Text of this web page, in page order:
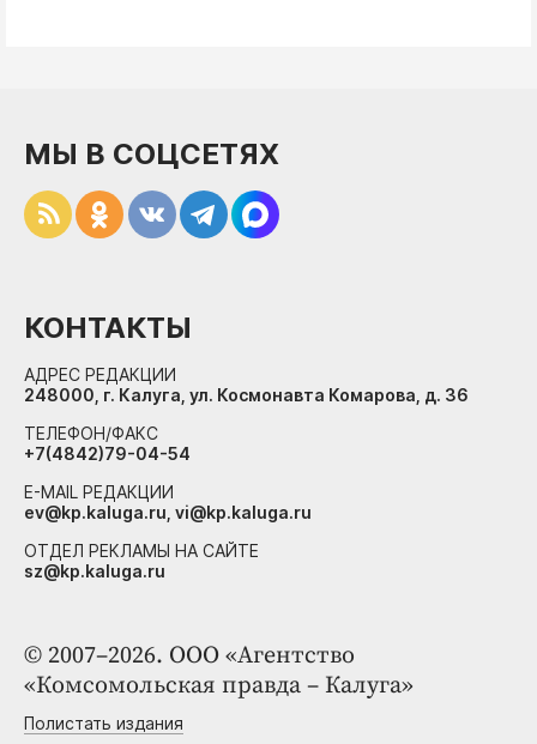
© 2007–2026. ООО «Агентство
«Комсомольская правда – Калуга»
Полистать издания
МЫ В СОЦСЕТЯХ
КОНТАКТЫ
АДРЕС РЕДАКЦИИ
248000, г. Калуга, ул. Космонавта Комарова, д. 36
ТЕЛЕФОН/ФАКС
+7(4842)79-04-54
E-MAIL РЕДАКЦИИ
ev@kp.kaluga.ru, vi@kp.kaluga.ru
ОТДЕЛ РЕКЛАМЫ НА САЙТЕ
sz@kp.kaluga.ru